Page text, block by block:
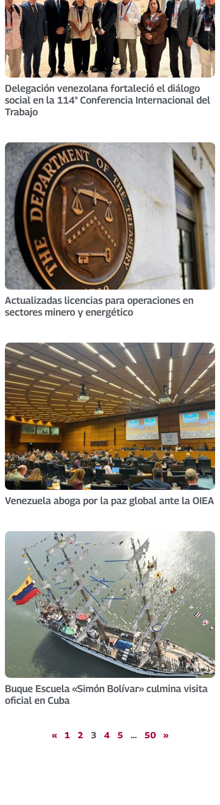
Delegación venezolana fortaleció el diálogo
social en la 114° Conferencia Internacional del
Trabajo
Actualizadas licencias para operaciones en
sectores minero y energético
Venezuela aboga por la paz global ante la OIEA
Buque Escuela «Simón Bolívar» culmina visita
oficial en Cuba
« 1 2 3 4 5 … 50 »